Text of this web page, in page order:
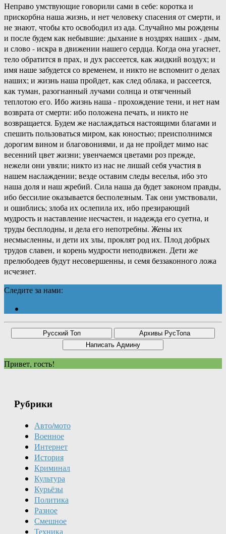
Неправо умствующие говорили сами в себе: коротка и
прискорбна наша жизнь, и нет человеку спасения от смерти, и
не знают, чтобы кто освободил из ада. Случайно мы рождены
и после будем как небывшие: дыхание в ноздрях наших - дым,
и слово - искра в движении нашего сердца. Когда она угаснет,
тело обратится в прах, и дух рассеется, как жидкий воздух; и
имя наше забудется со временем, и никто не вспомнит о делах
наших; и жизнь наша пройдет, как след облака, и рассеется,
как туман, разогнанный лучами солнца и отягченный
теплотою его. Ибо жизнь наша - прохождение тени, и нет нам
возврата от смерти: ибо положена печать, и никто не
возвращается. Будем же наслаждаться настоящими благами и
спешить пользоваться миром, как юностью; преисполнимся
дорогим вином и благовониями, и да не пройдет мимо нас
весенний цвет жизни; увенчаемся цветами роз прежде,
нежели они увяли; никто из нас не лишай себя участия в
нашем наслаждении; везде оставим следы веселья, ибо это
наша доля и наш жребий. Сила наша да будет законом правды,
ибо бессилие оказывается бесполезным. Так они умствовали,
и ошиблись; злоба их ослепила их, ибо презирающий
мудрость и наставление несчастен, и надежда его суетна, и
труды бесплодны, и дела его непотребны. Жены их
несмысленны, и дети их злы, проклят род их. Плод добрых
трудов славен, и корень мудрости неподвижен. Дети же
прелюбодеев будут несовершенны, и семя беззаконного ложа
исчезнет.
Следите за нами:
Привет, гость!
Рубрики
Авто/мото
Военное
Интернет
История
Криминал
Культура
Курьёзы
Политика
Разное
Смешное
Техника